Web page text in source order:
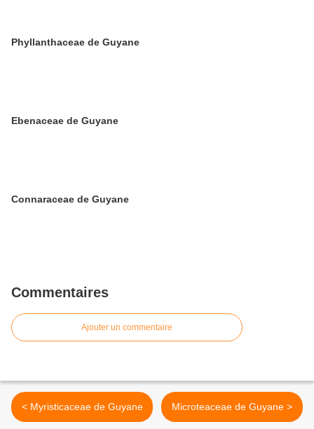
Phyllanthaceae de Guyane
Ebenaceae de Guyane
Connaraceae de Guyane
Commentaires
Ajouter un commentaire
< Myristicaceae de Guyane Microteaceae de Guyane >